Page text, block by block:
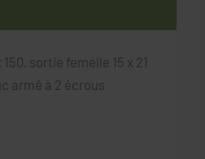
sortie femelle 15 x 21
armé à 2 écrous